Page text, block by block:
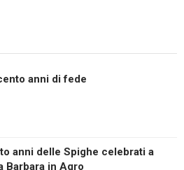
anni di fede
anni delle Spighe celebrati a
Barbara in Agro